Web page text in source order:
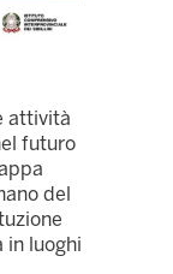
attività
futuro
del
in luoghi